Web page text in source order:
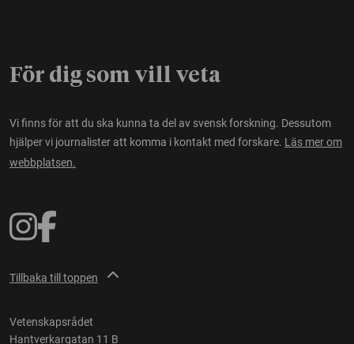
För dig som vill veta
Vi finns för att du ska kunna ta del av svensk forskning. Dessutom
hjälper vi journalister att komma i kontakt med forskare. Läs mer om
webbplatsen.
Tillbaka till toppen
Vetenskapsrådet
Hantverkargatan 11 B